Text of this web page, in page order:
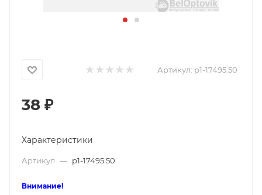
Артикул: p1-17495.50
38 ₽
Характеристики
Артикул — p1-17495.50
Внимание!